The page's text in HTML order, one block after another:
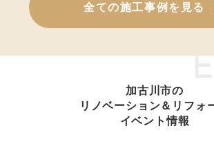
全ての施工事例を見る
加古川市の
リノベーション＆リフォ
イベント情報